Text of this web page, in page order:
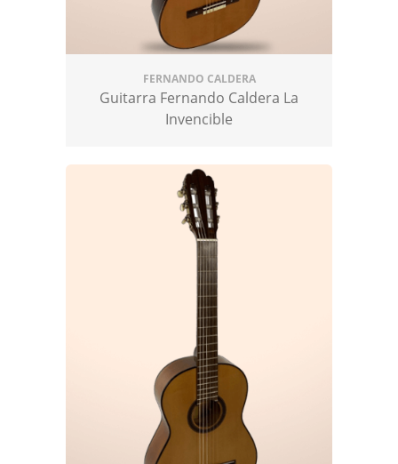
GuitarrasTriana tan solo podemos decir que
cada una de sus creaciones sorprenden de
manera significativa.
FERNANDO CALDERA
Guitarra Fernando Caldera La
Invencible